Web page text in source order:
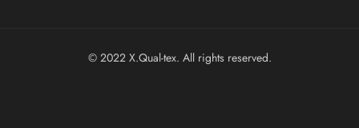
© 2022 X.Qual-tex. All rights reserved.